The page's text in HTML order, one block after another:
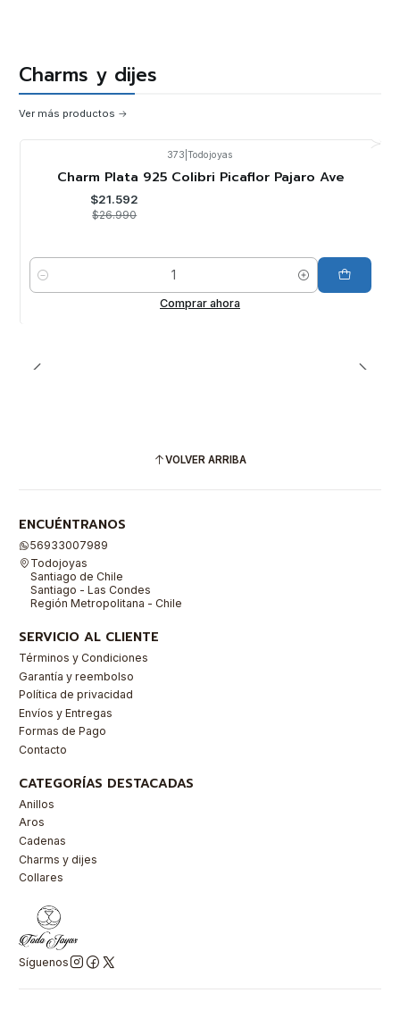
Charms y dijes
Ver más productos
373 Todojoyas
Charm Plata 925 Colibri Picaflor Pajaro Ave
$21.592
$26.990
Cantidad
Comprar ahora
VOLVER ARRIBA
ENCUÉNTRANOS
56933007989
Todojoyas
Santiago de Chile
Santiago - Las Condes
Región Metropolitana - Chile
SERVICIO AL CLIENTE
Términos y Condiciones
Garantía y reembolso
Política de privacidad
Envíos y Entregas
Formas de Pago
Contacto
CATEGORÍAS DESTACADAS
Anillos
Aros
Cadenas
Charms y dijes
Collares
Síguenos